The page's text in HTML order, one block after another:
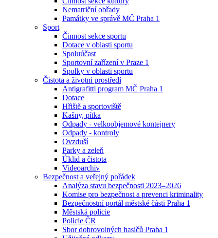
Nematriční obřady
Památky ve správě MČ Praha 1
Sport
Činnost sekce sportu
Dotace v oblasti sportu
Spoluúčast
Sportovní zařízení v Praze 1
Spolky v oblasti sportu
Čistota a životní prostředí
Antigrafitti program MČ Praha 1
Dotace
Hřiště a sportoviště
Kašny, pítka
Odpady - velkoobjemové kontejnery
Odpady - kontroly
Ovzduší
Parky a zeleň
Úklid a čistota
Videoarchiv
Bezpečnost a veřejný pořádek
Analýza stavu bezpečnosti 2023–2026
Komise pro bezpečnost a prevenci kriminality
Bezpečnostní portál městské části Praha 1
Městská policie
Policie ČR
Sbor dobrovolných hasičů Praha 1